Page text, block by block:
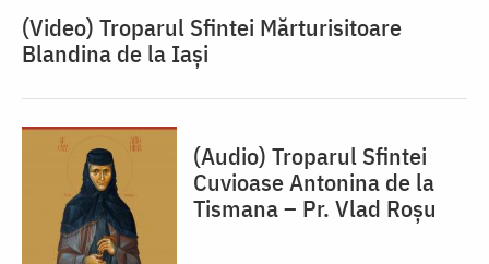
(Video) Troparul Sfintei Mărturisitoare
Blandina de la Iași
(Audio) Troparul Sfintei
Cuvioase Antonina de la
Tismana – Pr. Vlad Roșu